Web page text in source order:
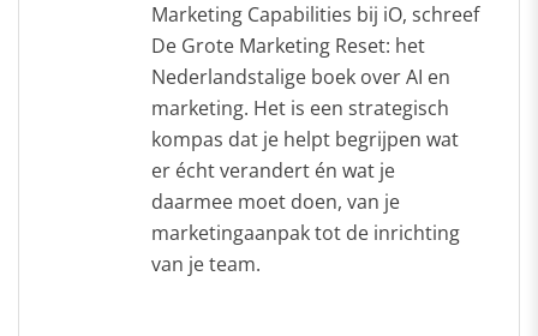
Marketing Capabilities bij iO, schreef
De Grote Marketing Reset: het
Nederlandstalige boek over AI en
marketing. Het is een strategisch
kompas dat je helpt begrijpen wat
er écht verandert én wat je
daarmee moet doen, van je
marketingaanpak tot de inrichting
van je team.